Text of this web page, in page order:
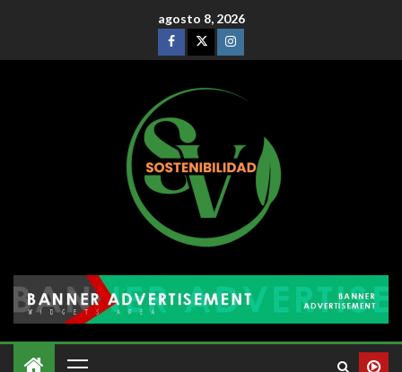
agosto 8, 2026